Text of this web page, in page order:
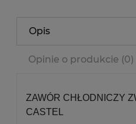
Opis
Opinie o produkcie (0)
ZAWÓR CHŁODNICZY
CASTEL